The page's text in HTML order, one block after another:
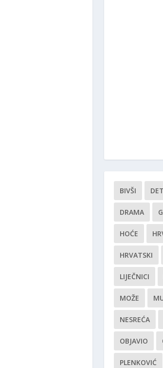
BIVŠI
DRAMA
HOĆE
HRVATSKI
LIJEČNICI
MOŽE
NESREĆA
OBJAVIO
PLENKOVIĆ